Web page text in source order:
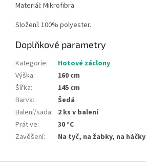
Materiál: Mikrofibra
Složení: 100% polyester.
Doplňkové parametry
Kategorie:
Hotové záclony
Výška:
160 cm
Šířka:
145 cm
Barva:
Šedá
Balení/sada: 2 ks v balení
Prát ve:
30 °C
Zavěšení: Na tyč, na žabky, na háčky